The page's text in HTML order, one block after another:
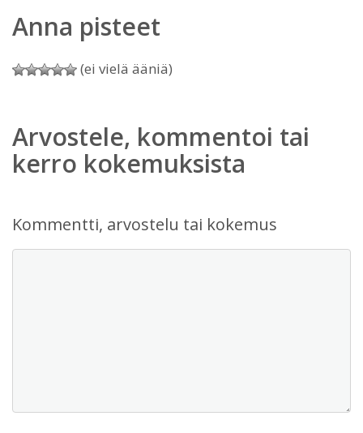
Anna pisteet
(ei vielä ääniä)
Arvostele, kommentoi tai
kerro kokemuksista
Kommentti, arvostelu tai kokemus